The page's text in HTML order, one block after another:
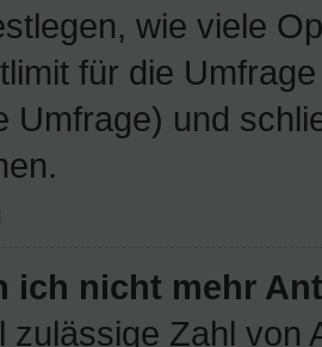
wie viele
für die
Umfrage) und
ich nicht mehr
zulässige Zahl von